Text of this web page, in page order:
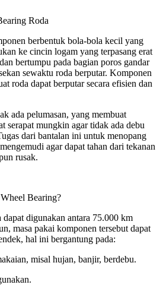
Roda
berbentuk bola-bola kecil yang
ke cincin logam yang terpasang erat
bertumpu pada bagian poros gandar
sewaktu roda berputar. Komponen
roda dapat berputar secara efisien dan
ada pelumasan, yang membuat
serapat mungkin agar tidak ada debu
dari bantalan ini untuk menopang
agar dapat tahan dari tekanan
rusak.
Bearing?
dapat digunakan antara 75.000 km
masa pakai komponen tersebut dapat
hal ini bergantung pada:
misal hujan, banjir, berdebu.